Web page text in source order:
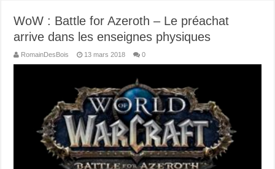
WoW : Battle for Azeroth – Le préachat
arrive dans les enseignes physiques
RomainDesBois 13 mars 2018 0